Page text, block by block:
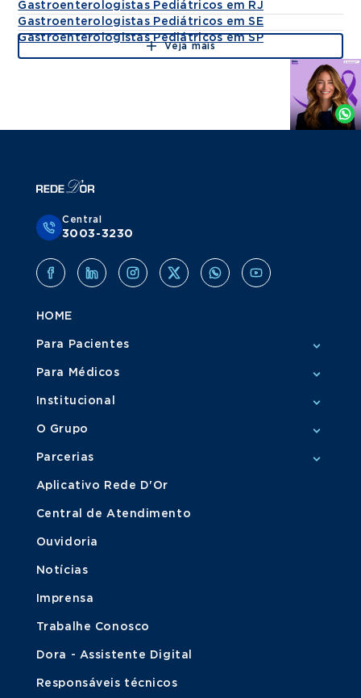
Gastroenterologistas Pediátricos em RJ
Gastroenterologistas Pediátricos em SE
Gastroenterologistas Pediátricos em SP
Veja mais
Agende
Whatsapp
Central
3003-3230
HOME
Para Pacientes
Para Médicos
Institucional
O Grupo
Parcerias
Aplicativo Rede D'Or
Central de Atendimento
Ouvidoria
Notícias
Imprensa
Trabalhe Conosco
Dora - Assistente Digital
Responsáveis técnicos